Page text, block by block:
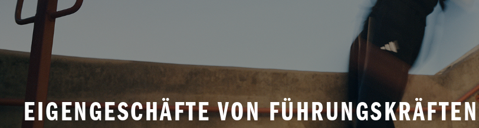
EIGENGESCHÄFTE VON FÜHRUNGSKRÄFTEN